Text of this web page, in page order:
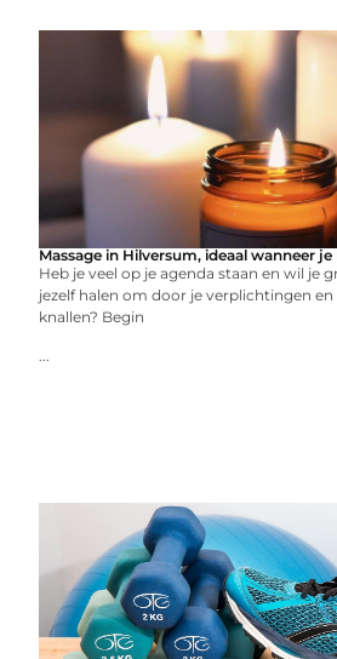
Massage in Hilversum, ideaal wanneer
Heb je veel op je agenda staan en wil je
jezelf halen om door je verplichtingen
knallen? Begin
...